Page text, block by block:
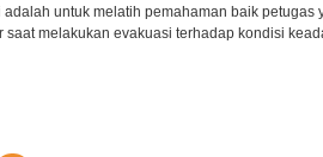
untuk melatih pemahaman baik petugas
saat melakukan evakuasi terhadap kondisi